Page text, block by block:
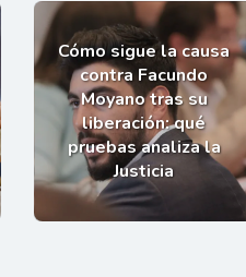
Cómo sigue la causa
contra Facundo
Moyano tras su
liberación: qué
pruebas analiza la
Justicia